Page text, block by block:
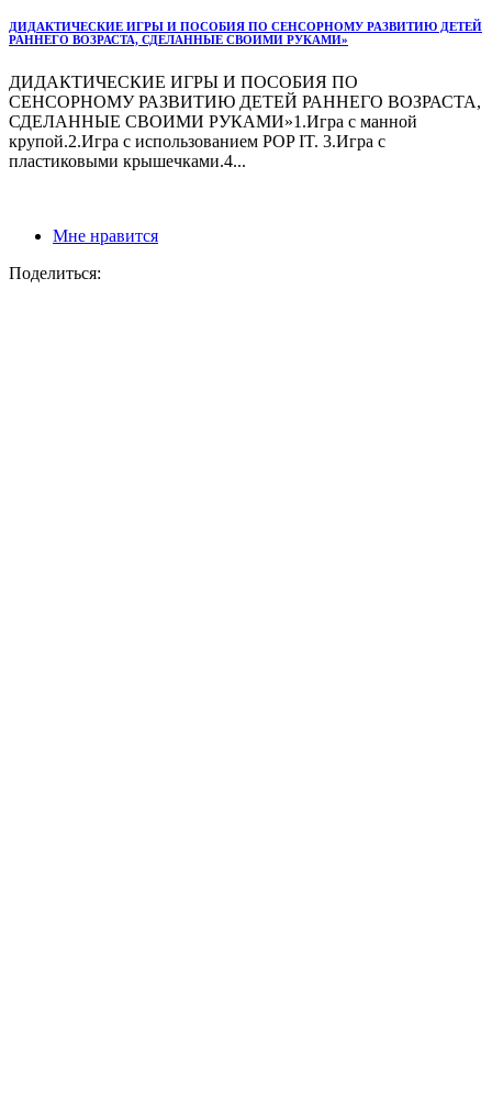
ДИДАКТИЧЕСКИЕ ИГРЫ И ПОСОБИЯ ПО СЕНСОРНОМУ РАЗВИТИЮ ДЕТЕЙ
РАННЕГО ВОЗРАСТА, СДЕЛАННЫЕ СВОИМИ РУКАМИ»
ДИДАКТИЧЕСКИЕ ИГРЫ И ПОСОБИЯ ПО
СЕНСОРНОМУ РАЗВИТИЮ ДЕТЕЙ РАННЕГО ВОЗРАСТА,
СДЕЛАННЫЕ СВОИМИ РУКАМИ»1.Игра с манной
крупой.2.Игра с использованием POP IT. 3.Игра с
пластиковыми крышечками.4...
Мне нравится
Поделиться: